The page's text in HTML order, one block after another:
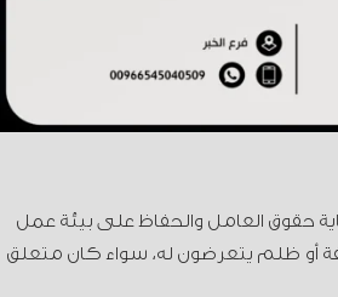
حقوق العامل والحفاظ على بيئة عمل
أو ظلم يتعرضون له، سواء كان متعلق